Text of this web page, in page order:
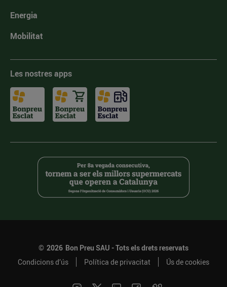
Energia
Mobilitat
Les nostres apps
© 2026 Bon Preu SAU - Tots els drets reservats
Condicions d’ús
Política de privacitat Ús de cookies